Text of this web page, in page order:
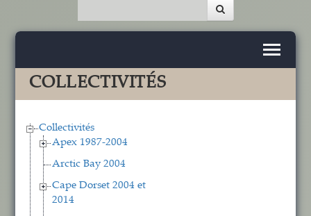
COLLECTIVITÉS
Collectivités
Apex 1987-2004
Arctic Bay 2004
Cape Dorset 2004 et
2014